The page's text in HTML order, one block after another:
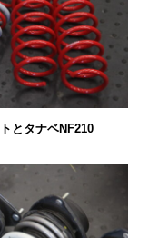
とタナベNF210